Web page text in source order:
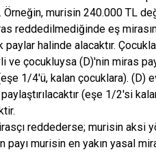
murisin 240.000 TL
reddedilmediğinde eş
halinde alacaktır.
ve çocukluysa (D)'nin miras
1/4'ü, kalan çocuklara).
(eşe 1/2'si
reddederse; murisin aksi
payı murisin en yakın yasal